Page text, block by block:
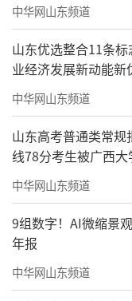
中华网山东频道
山东优选整合11条
业经济发展新动能新
中华网山东频道
山东高考普通类常
线78分考生被广西
中华网山东频道
9组数字！AI微缩景
年报
中华网山东频道